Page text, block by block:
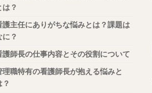
は？
護主任にありがちな悩みとは？課題は
に？
護師長の仕事内容とその役割について
理職特有の看護師長が抱える悩みと
？